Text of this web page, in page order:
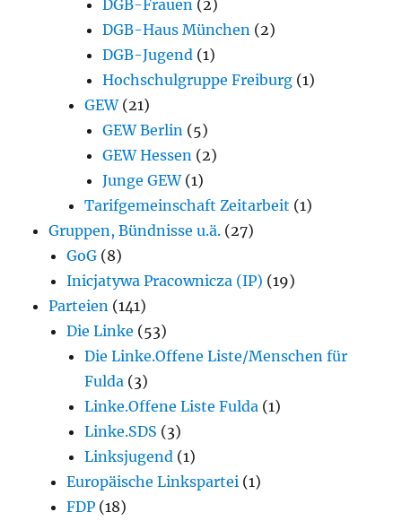
DGB-Frauen (2)
DGB-Haus München (2)
DGB-Jugend (1)
Hochschulgruppe Freiburg (1)
GEW(21)
GEW Berlin (5)
GEW Hessen (2)
Junge GEW(1)
Tarifgemeinschaft Zeitarbeit (1)
Gruppen, Bündnisse u.ä. (27)
GoG (8)
Inicjatywa Pracownicza (IP) (19)
Parteien (141)
Die Linke (53)
Die Linke.Offene Liste/Menschen für
Fulda (3)
Linke.Offene Liste Fulda (1)
Linke.SDS (3)
Linksjugend (1)
Europäische Linkspartei (1)
FDP (18)